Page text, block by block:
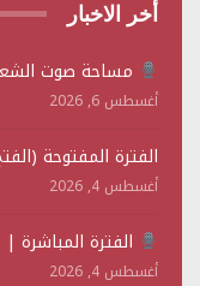
أخر الاخبار
مساحة صوت
أغسطس 6, 2026
الفترة المفتوحة
أغسطس 4, 2026
الفترة المباشرة
أغسطس 4, 2026